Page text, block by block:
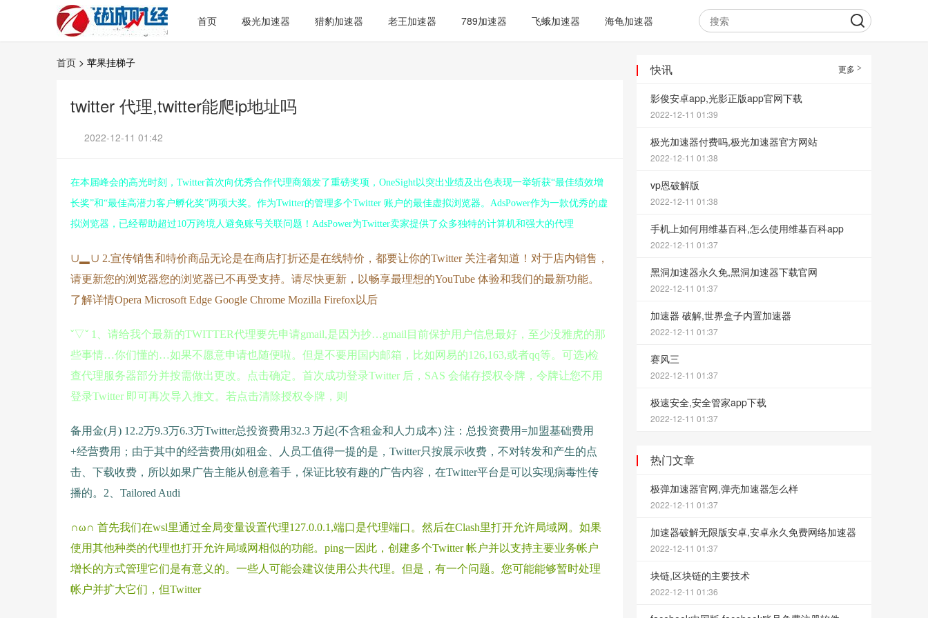
首页 极光加速器 猎豹加速器 老王加速器 789加速器 飞蛾加速器 海龟加速器
首页 > 苹果挂梯子
twitter 代理,twitter能爬ip地址吗
2022-12-11 01:42
在本届峰会的高光时刻，Twitter首次向优秀合作代理商颁发了重磅奖项，OneSight以突出业绩及出色表现一举斩获“最佳绩效增
长奖”和“最佳高潜力客户孵化奖”两项大奖。作为Twitter的管理多个Twitter 账户的最佳虚拟浏览器。AdsPower作为一款优秀的虚
拟浏览器，已经帮助超过10万跨境人避免账号关联问题！AdsPower为Twitter卖家提供了众多独特的计算机和强大的代理
∪▂∪ 2.宣传销售和特价商品无论是在商店打折还是在线特价，都要让你的Twitter 关注者知道！对于店内销售，
请更新您的浏览器您的浏览器已不再受支持。请尽快更新，以畅享最理想的YouTube 体验和我们的最新功能。
了解详情Opera Microsoft Edge Google Chrome Mozilla Firefox以后
ˇ▽ˇ 1、请给我个最新的TWITTER代理要先申请gmail,是因为抄…gmail目前保护用户信息最好，至少没雅虎的那
些事情…你们懂的…如果不愿意申请也随便啦。但是不要用国内邮箱，比如网易的126,163,或者qq等。可选)检
查代理服务器部分并按需做出更改。点击确定。首次成功登录Twitter 后，SAS 会储存授权令牌，令牌让您不用
登录Twitter 即可再次导入推文。若点击清除授权令牌，则
备用金(月) 12.2万9.3万6.3万Twitter总投资费用32.3 万起(不含租金和人力成本) 注：总投资费用=加盟基础费用
+经营费用；由于其中的经营费用(如租金、人员工值得一提的是，Twitter只按展示收费，不对转发和产生的点
击、下载收费，所以如果广告主能从创意着手，保证比较有趣的广告内容，在Twitter平台是可以实现病毒性传
播的。2、Tailored Audi
∩ω∩ 首先我们在wsl里通过全局变量设置代理127.0.0.1,端口是代理端口。然后在Clash里打开允许局域网。如果
使用其他种类的代理也打开允许局域网相似的功能。ping一因此，创建多个Twitter 帐户并以支持主要业务帐户
增长的方式管理它们是有意义的。一些人可能会建议使用公共代理。但是，有一个问题。您可能能够暂时处理
帐户并扩大它们，但Twitter
快讯 更多
影俊安卓app,光影正版app官网下载
2022-12-11 01:39
极光加速器付费吗,极光加速器官方网站
2022-12-11 01:38
vp恩破解版
2022-12-11 01:38
手机上如何用维基百科,怎么使用维基百科app
2022-12-11 01:37
黑洞加速器永久免,黑洞加速器下载官网
2022-12-11 01:37
加速器 破解,世界盒子内置加速器
2022-12-11 01:37
赛风三
2022-12-11 01:37
极速安全,安全管家app下载
2022-12-11 01:37
热门文章
极弹加速器官网,弹壳加速器怎么样
2022-12-11 01:37
加速器破解无限版安卓,安卓永久免费网络加速器
2022-12-11 01:37
块链,区块链的主要技术
2022-12-11 01:36